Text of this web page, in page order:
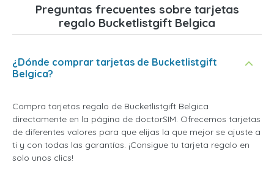
Preguntas frecuentes sobre tarjetas
regalo Bucketlistgift Belgica
¿Dónde comprar tarjetas de Bucketlistgift
Belgica?
Compra tarjetas regalo de Bucketlistgift Belgica
directamente en la página de doctorSIM. Ofrecemos tarjetas
de diferentes valores para que elijas la que mejor se ajuste a
ti y con todas las garantías. ¡Consigue tu tarjeta regalo en
solo unos clics!